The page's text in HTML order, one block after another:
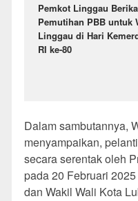
Pemkot Linggau
Pemutihan PBB untuk
Linggau di Hari
RI ke-80
Dalam sambutannya,
menyampaikan,
secara serentak oleh
pada 20 Februari
dan Wakil Wali Kota